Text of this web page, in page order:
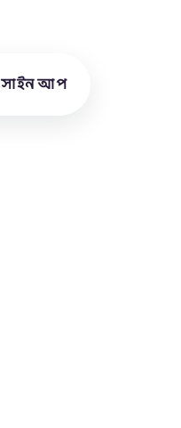
সাইন আপ